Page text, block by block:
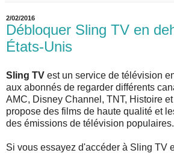
2/02/2016
Débloquer Sling TV en
États-Unis
Sling TV est un service de télévision
aux abonnés de regarder différents
AMC, Disney Channel, TNT, Histoire
propose des films de haute qualité et
des émissions de télévision populaires.
Si vous essayez d'accéder à Sling TV